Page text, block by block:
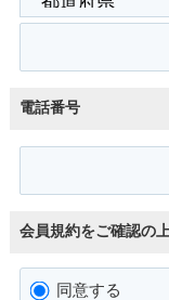
電話番号
会員規約をご確認の
同意する